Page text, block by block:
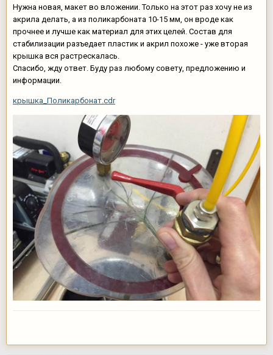
Нужна новая, макет во вложении. Только на этот раз хочу не из
акрила делать, а из поликарбоната 10-15 мм, он вроде как
прочнее и лучше как материал для этих целей. Состав для
стабилизации разъедает пластик и акрил похоже - уже вторая
крышка вся растрескалась.
Спасибо, жду ответ. Буду раз любому совету, предложению и
информации.
крышка_Поликарбонат.cdr